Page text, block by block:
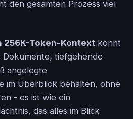
den gesamten Prozess viel
256K-Token-Kontext könnt
tiefgehende
angelegte
im Überblick behalten, ohne
- es ist wie ein
das alles im Blick